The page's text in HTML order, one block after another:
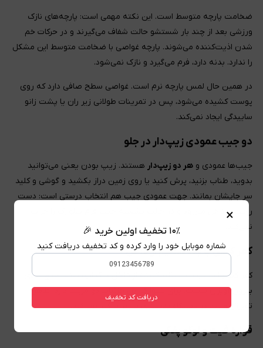
ضخامت پارچه متوسط است. این نکته مهمی است: پارچه‌های نازک
ورزشی بعد از چند بار شستشو حالت شفاف می‌گیرند و در حرکات خم
شدن اذیت‌کننده می‌شوند. پارچه غواصی با ضخامت متوسط این مشکل
را ندارد. بدنه دارد، فرم می‌گیرد و نازک نمی‌شود.
در همین حال لمس پارچه نرم است. غواصی سطح صافی دارد که روی
پوست کشیده می‌شود، پس در تمرینات طولانی زیر ران یا پشت زانو
ساییدگی ایجاد نمی‌کند.
دو جیب عمودی زیپ‌دار در جلو
جیب‌ها عمودی و هر دو زیپ‌دار هستند. زیپ بودن یعنی می‌توانید
بدوید، طناب بزنید، پرش کنید یا روی زمین دراز بکشید و گوشی و کلید
سر جایشان بمانند. جهت عمودی جیب هم انتخاب درستی است: دست
راحت‌تر داخل می‌رود و در حالت نشسته جیب فرم شلوارک را خراب
نمی‌کند.
کمر کشی با بند تنظیم از داخل
کمر کشی است و بند تنظیم‌کنندهاز داخلجاگذاری شده. هیچ بندی
بیرون آویزان نیست. برای شلوارک این جزئیات دو مزیت دارد: ظاهر
تمیزتر، و بند در دستگاه بدنسازی یا زیر پا گیر نمی‌کند.
قواره فیت و لوگو پفکی
×
۱۰٪ تخفیف اولین خرید 🎉
شماره موبایل خود را وارد کرده و کد تخفیف دریافت کنید
دریافت کد تخفیف